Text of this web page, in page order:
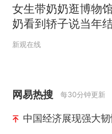
女生带奶奶逛博物
奶看到轿子说当年
的也是这种
新观在线
网易热搜 每30分钟更新
中国经济展现强大